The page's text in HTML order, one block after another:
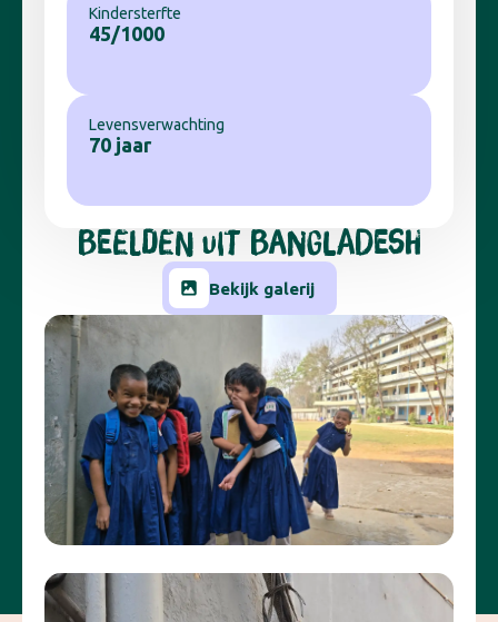
Kindersterfte
45/1000
Levensverwachting
70 jaar
BEELDEN UIT BANGLADESH
Bekijk galerij